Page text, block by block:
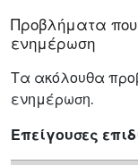
Προβλήματα που
ενημέρωση
Τα ακόλουθα
ενημέρωση.
Επείγουσες